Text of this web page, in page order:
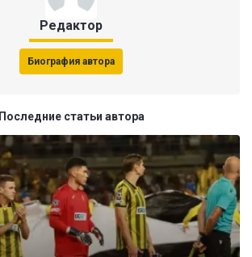
Редактор
Биография автора
Последние статьи автора